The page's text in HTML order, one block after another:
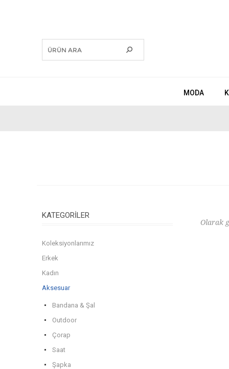
MODA
Olarak
KATEGORILER
Koleksiyonlarımız
Erkek
Kadın
Aksesuar
Bandana & Şal
Outdoor
Çorap
Saat
Şapka